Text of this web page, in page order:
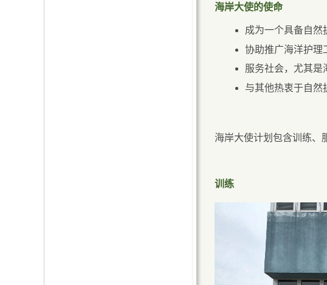
海岸大使的使命
成为一个具备自然
协助推广海洋护理
服务社会，尤其是
与其他热衷于自然
海岸大使计划包含训练、
训练